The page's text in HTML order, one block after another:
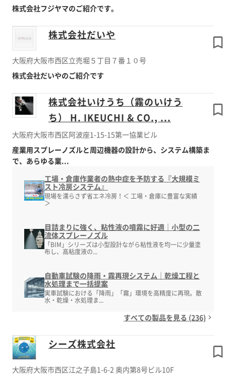
株式会社フジヤマのご紹介です。
株式会社だいや
大阪府大阪市西区立売堀５丁目７番１０号
株式会社だいやのご紹介です
株式会社いけうち（霧のいけう
ち） H. IKEUCHI & CO., ...
大阪府大阪市西区阿波座1-15-15第一協業ビル
産業用スプレーノズルと周辺機器の設計から、システム構築ま
で、あらゆる業...
工場・倉庫作業者の熱中症を予防する『大規模ミ
スト冷房システム』
現場を濡らさず省エネ冷房！＜ 工場・倉庫に豊富な実績
＞
目詰まりに強く、粘性液の噴霧に好適｜小型の二
流体スプレーノズル
「BIM」シリーズは小型設計ながら粘性液を均一に少量塗
布し、高粘度液の...
自動車試験の降雨・霧再現システム｜乾燥工程と
水処理まで一括提案
実車試験における「降雨」「霧」環境を高精度に再現。散
水・乾燥・水処理ま...
すべての製品を見る (236)
シーズ株式会社
大阪府大阪市西区江之子島1-6-2 奥内第8号ビル10F